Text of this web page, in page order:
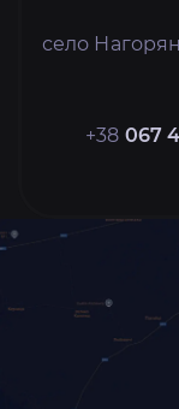
село
+38 067